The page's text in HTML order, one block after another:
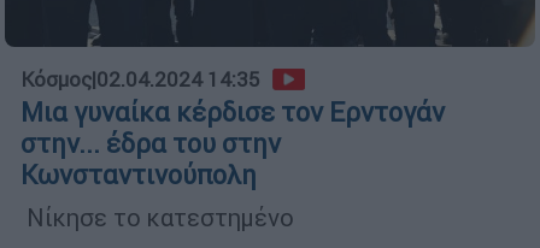
Κόσμος|02.04.2024 14:35
Μια γυναίκα κέρδισε τον Ερντογάν
στην... έδρα του στην
Κωνσταντινούπολη
Νίκησε το κατεστημένο